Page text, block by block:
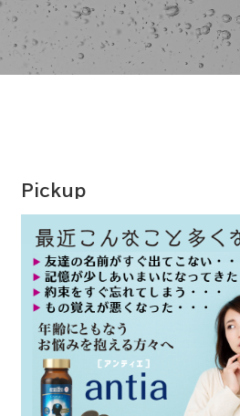
Pickup